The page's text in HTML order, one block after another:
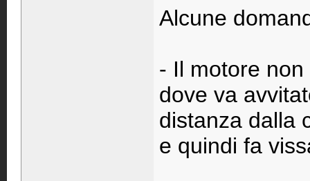
Alcune
- Il motore
dove va
distanza dalla
e quindi fa